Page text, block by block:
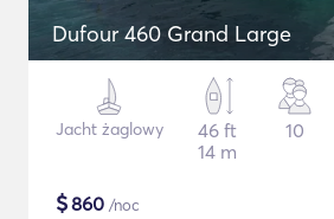
Dufour 460 Grand Large
Jacht żaglowy
46 ft
14 m
10
$860 /noc